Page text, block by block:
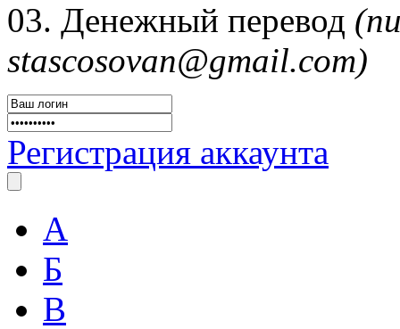
03. Денежный перевод
stascosovan@gmail.com)
Регистрация аккаунта
А
Б
В